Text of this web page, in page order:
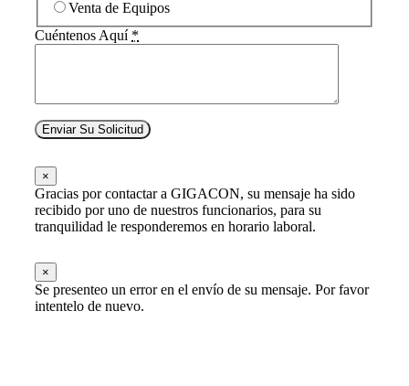
Venta de Equipos
Cuéntenos Aquí *
Enviar Su Solicitud
×
Gracias por contactar a GIGACON, su mensaje ha sido
recibido por uno de nuestros funcionarios, para su
tranquilidad le responderemos en horario laboral.
×
Se presenteo un error en el envío de su mensaje. Por favor
intentelo de nuevo.